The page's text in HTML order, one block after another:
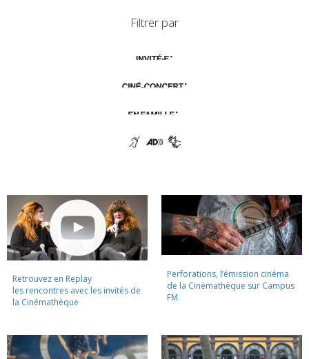
Filtrer par
Retrouvez en Replay
les rencontres avec les invités de
la Cinémathèque
Perforations, l’émission cinéma
de la Cinémathèque sur Campus
FM